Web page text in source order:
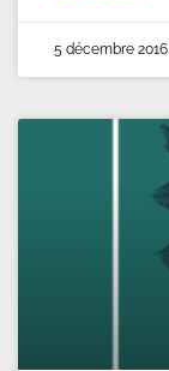
5 décembre 2016